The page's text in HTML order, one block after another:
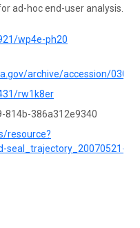
ad-hoc end-user analysis.
wp4e-ph20
archive/accession/
rw1k8er
814b-386a312e9340
resource?
seal_trajectory_20070521-